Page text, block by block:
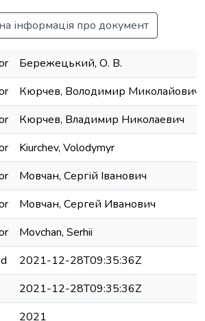
інформація про документ
Бережецький, О. В.
Кюрчев, Володимир Миколайович
Кюрчев, Владимир Николаевич
Kiurchev, Volodymyr
Мовчан, Сергій Іванович
Мовчан, Сергей Иванович
Movchan, Serhii
2021-12-28T09:35:36Z
2021-12-28T09:35:36Z
2021